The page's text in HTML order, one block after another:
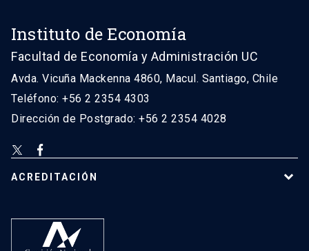
Instituto de Economía
Facultad de Economía y Administración UC
Avda. Vicuña Mackenna 4860, Macul. Santiago, Chile
Teléfono: +56 2 2354 4303
Dirección de Postgrado: +56 2 2354 4028
ACREDITACIÓN